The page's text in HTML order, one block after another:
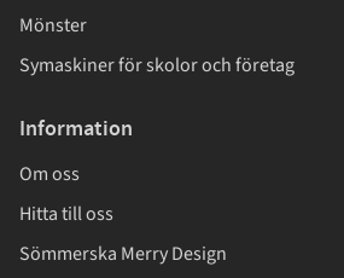
Mönster
Symaskiner för skolor och företag
Information
Om oss
Hitta till oss
Sömmerska Merry Design